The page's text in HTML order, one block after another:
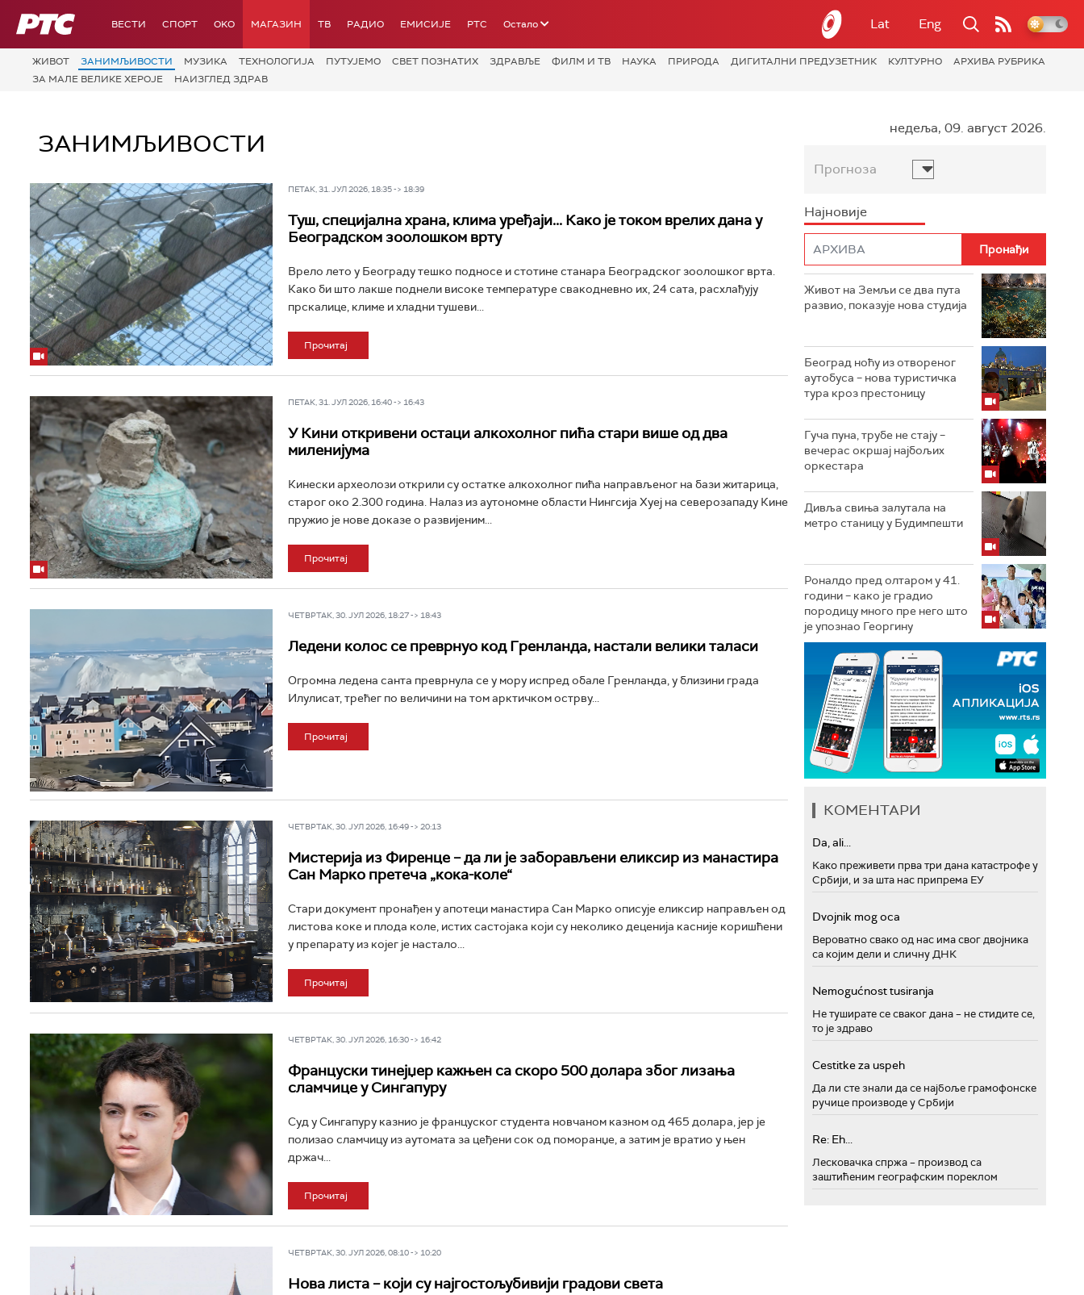
РТС ВЕСТИ СПОРТ OKO МАГАЗИН ТВ РАДИО ЕМИСИЈЕ РТС Остало Lat Eng
ЖИВОТ ЗАНИМЉИВОСТИ МУЗИКА ТЕХНОЛОГИЈA ПУТУЈЕМО СВЕТ ПОЗНАТИХ ЗДРАВЉЕ ФИЛМ И ТВ НАУКА ПРИРОДА ДИГИТАЛНИ ПРЕДУЗЕТНИК КУЛТУРНО
АРХИВА РУБРИКА
ЗА МАЛЕ ВЕЛИКЕ ХЕРОЈЕ
НАИЗГЛЕД ЗДРАВ
ЗАНИМЉИВОСТИ
ПЕТАК, 31. ЈУЛ 2026, 18:35 -> 18:39
Туш, специјална храна, клима уређаји... Како је током врелих дана у
Београдском зоолошком врту
Врело лето у Београду тешко подносе и стотине станара Београдског зоолошког врта.
Како би што лакше поднели високе температуре свакодневно их, 24 сата, расхлађују
прскалице, климе и хладни тушеви...
Прочитај
ПЕТАК, 31. ЈУЛ 2026, 16:40 -> 16:43
У Кини откривени остаци алкохолног пића стари више од два
миленијума
Кинески археолози открили су остатке алкохолног пића направљеног на бази житарица,
старог око 2.300 година. Налаз из аутономне области Нингсија Хуеј на северозападу Кине
пружио је нове доказе о развијеним...
Прочитај
ЧЕТВРТАК, 30. ЈУЛ 2026, 18:27 -> 18:43
Ледени колос се преврнуо код Гренланда, настали велики таласи
Огромна ледена санта преврнула се у мору испред обале Гренланда, у близини града
Илулисат, трећег по величини на том арктичком острву...
Прочитај
ЧЕТВРТАК, 30. ЈУЛ 2026, 16:49 -> 20:13
Мистерија из Фиренце – да ли је заборављени еликсир из манастира
Сан Марко претеча „кока-коле“
Стари документ пронађен у апотеци манастира Сан Марко описује еликсир направљен од
листова коке и плода коле, истих састојака који су неколико деценија касније коришћени
у препарату из којег је настало...
Прочитај
ЧЕТВРТАК, 30. ЈУЛ 2026, 16:30 -> 16:42
Француски тинејџер кажњен са скоро 500 долара због лизања
сламчице у Сингапуру
Суд у Сингапуру казнио је француског студента новчаном казном од 465 долара, јер је
полизао сламчицу из аутомата за цеђени сок од поморанџе, а затим је вратио у њен
држач...
Прочитај
ЧЕТВРТАК, 30. ЈУЛ 2026, 08:10 -> 10:20
Нова листа – који су најгостољубивији градови света
недеља, 09. август 2026.
Прогноза
Најновије
Живот на Земљи се два пута
развио, показује нова студија
Београд ноћу из отвореног
аутобуса – нова туристичка
тура кроз престоницу
Гуча пуна, трубе не стају –
вечерас окршај најбољих
оркестара
Дивља свиња залутала на
метро станицу у Будимпешти
Роналдо пред олтаром у 41.
години – како је градио
породицу много пре него што
је упознао Георгину
КОМЕНТАРИ
Da, ali...
Како преживети прва три дана катастрофе у
Србији, и за шта нас припрема ЕУ
Dvojnik mog oca
Вероватно свако од нас има свог двојника
са којим дели и сличну ДНК
Nemogućnost tusiranja
Не туширате се сваког дана – не стидите се,
то је здраво
Cestitke za uspeh
Да ли сте знали да се најбоље грамофонске
ручице производе у Србији
Re: Eh...
Лесковачка спржа – производ са
заштићеним географским пореклом